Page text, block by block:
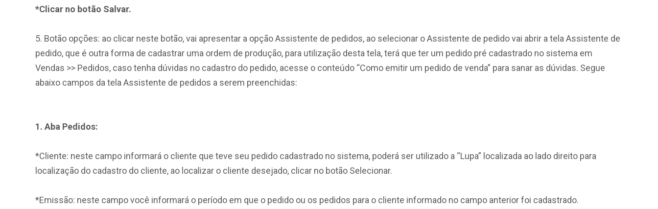
*Clicar no botão Salvar.
5. Botão opções: ao clicar neste botão, vai apresentar a opção Assistente de pedidos, ao selecionar o Assistente de pedido vai abrir a tela Assistente de
pedido, que é outra forma de cadastrar uma ordem de produção, para utilização desta tela, terá que ter um pedido pré cadastrado no sistema em
Vendas >> Pedidos, caso tenha dúvidas no cadastro do pedido, acesse o conteúdo “Como emitir um pedido de venda” para sanar as dúvidas. Segue
abaixo campos da tela Assistente de pedidos a serem preenchidas:
1. Aba Pedidos:
*Cliente: neste campo informará o cliente que teve seu pedido cadastrado no sistema, poderá ser utilizado a “Lupa” localizada ao lado direito para
localização do cadastro do cliente, ao localizar o cliente desejado, clicar no botão Selecionar.
*Emissão: neste campo você informará o período em que o pedido ou os pedidos para o cliente informado no campo anterior foi cadastrado.